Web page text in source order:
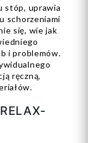
stóp, uprawia
schorzeniami
się, wie jak
i problemów.
ręczną,